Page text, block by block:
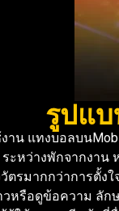
รูปแ
าน แทงบอลบน
ระหว่างพักจากงา
ตรมากกว่าการตั้ง
หรือดูข้อความ ลัก